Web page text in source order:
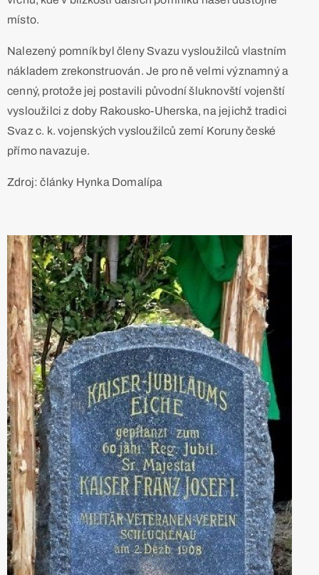
místo.
Nalezený pomník byl členy Svazu vysloužilců vlastním
nákladem zrekonstruován. Je pro ně velmi významný a
cenný, protože jej postavili původní šluknovští vojenští
vysloužilci z doby Rakousko-Uherska, na jejichž tradici
Svaz c. k. vojenských vysloužilců zemí Koruny české
přímo navazuje.
Zdroj: články Hynka Domalípa